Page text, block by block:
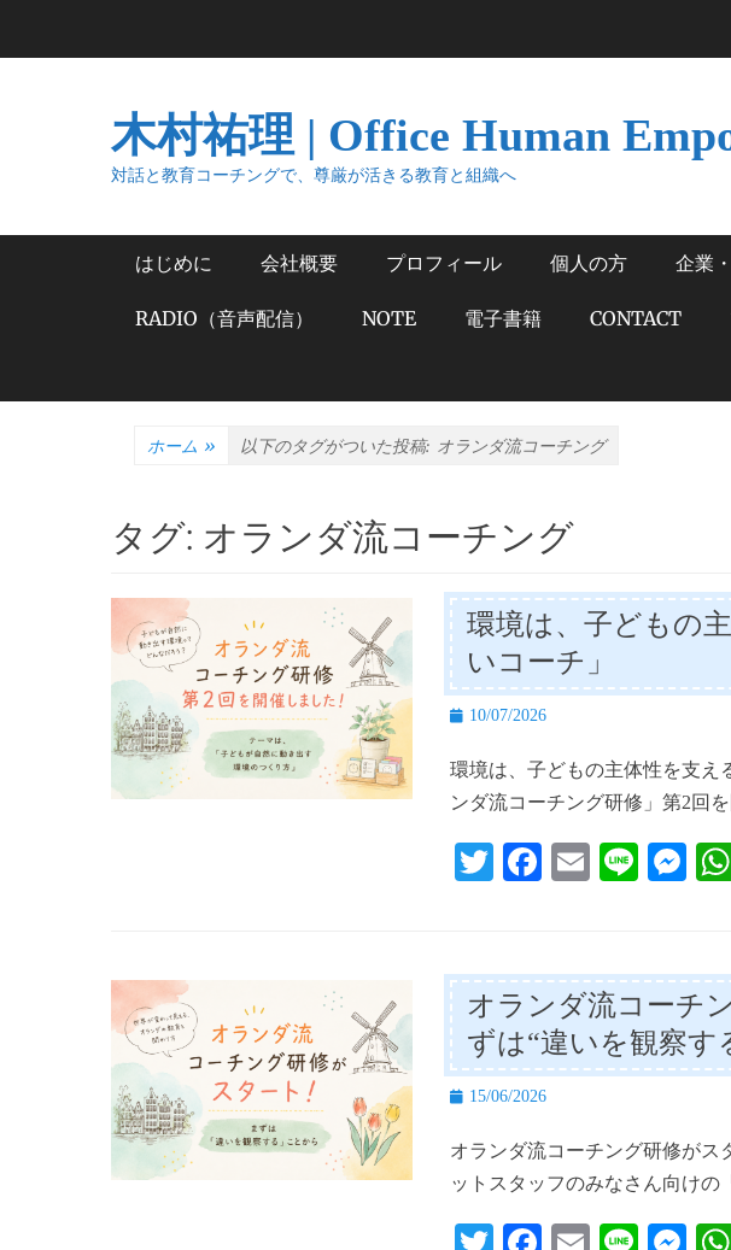
キ
木村祐理 | Office Human
対話と教育コーチングで、尊厳が活きる教育と組織へ
メインメニュー
はじめに 会社概要 プロフィール 個人の方 企業
RADIO（音声配信） NOTE 電子書籍 CONTACT
ホーム » 以下のタグがついた投稿: オランダ流コーチング
タグ: オランダ流コーチング
環境は、子どもの
いコーチ」
投
日
10/07/2026
環境は、子どもの主体性を支え
ンダ流コーチング研修」第2回
T
r
Fa
ok
E Li M
ng
er
オランダ流コーチ
ずは“違いを観察す
投
日
15/06/2026
オランダ流コーチング研修がス
ットスタッフのみなさん向けの